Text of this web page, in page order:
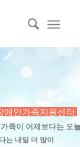
애인가족지원센터
족이 어제보다는 오
는 내일 더 많이